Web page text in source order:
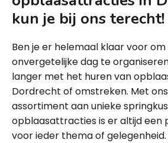
kun je bij ons terecht!
Ben je er helemaal klaar voor
onvergetelijke dag te
langer met het huren van
Dordrecht of omstreken. Met
assortiment aan unieke
opblaasattracties is er altijd
voor ieder thema of